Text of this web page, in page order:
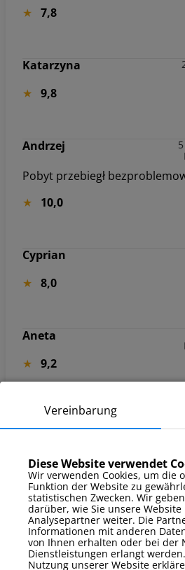
7,8
Katarzyna
9,8
Andrzej
Pobyt przebiegł
10,0
Cyprian
8,0
Aneta
9,2
Hanna
expandieren
8,0
expandieren
Vereinbarung
Diese Website verwendet
Wir verwenden Cookies, um die
Funktion der Website zu
statistischen Zwecken. Wir
darüber, wie Sie unsere
Analysepartner weiter. Die
Informationen mit anderen
von Ihnen erhalten oder bei der
Dienstleistungen erlangt
Nutzung unserer Website